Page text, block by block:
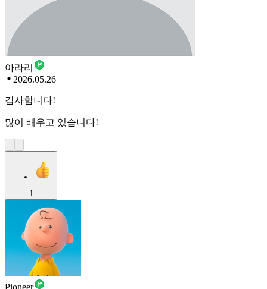
아라리
2026.05.26
감사합니다!
많이 배우고 있습니다!
1